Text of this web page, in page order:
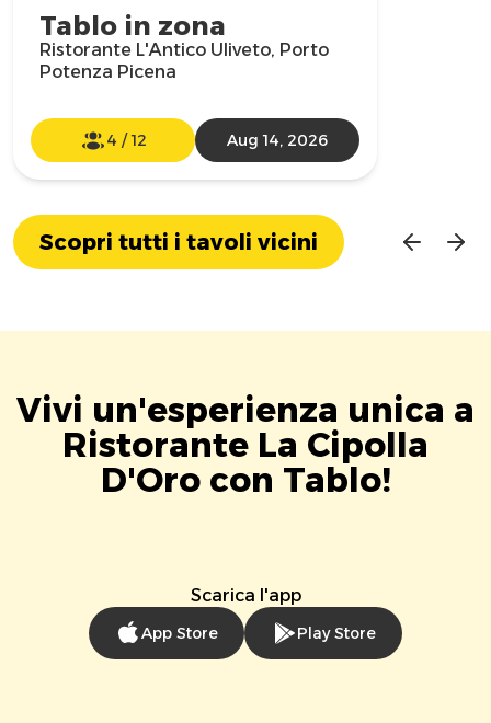
Tablo in zona
Ristorante L'Antico Uliveto, Porto
Potenza Picena
4 /12 Aug 14, 2026
Scopri tutti i tavoli vicini
Vivi un'esperienza unica a
Ristorante La Cipolla
D'Oro con Tablo!
Scarica l'app
App Store Play Store